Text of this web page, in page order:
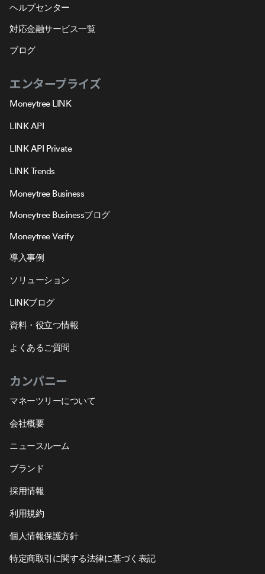
ヘルプセンター
対応金融サービス一覧
ブログ
エンタープライズ
Moneytree LINK
LINK API
LINK API Private
LINK Trends
Moneytree Business
Moneytree Businessブログ
Moneytree Verify
導入事例
ソリューション
LINKブログ
資料・役立つ情報
よくあるご質問
カンパニー
マネーツリーについて
会社概要
ニュースルーム
ブランド
採用情報
利用規約
個人情報保護方針
特定商取引に関する法律に基づく表記